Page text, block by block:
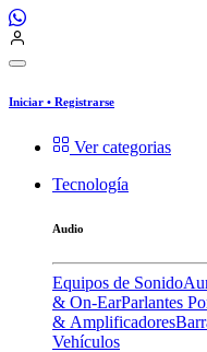
Iniciar • Registrarse
Ver categorias
Tecnología
Audio
Equipos de Sonido
& On-EarParlantes
& Amplificadores
Vehículos